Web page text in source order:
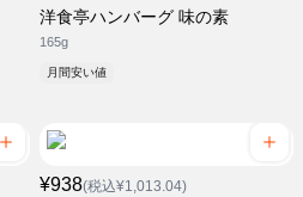
洋食亭ハンバーグ 味の素
165g
月間安い値
¥938(税込¥1,013.04)